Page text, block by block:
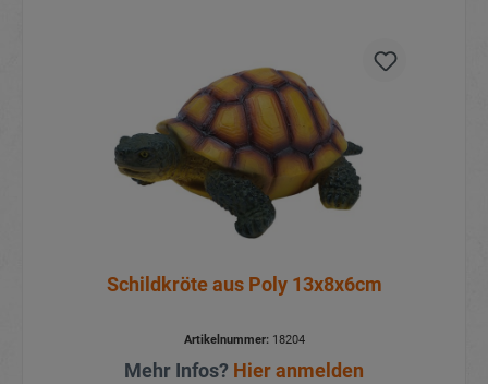
Schildkröte aus Poly 13x8x6cm
Artikelnummer:18204
Mehr Infos? Hier anmelden